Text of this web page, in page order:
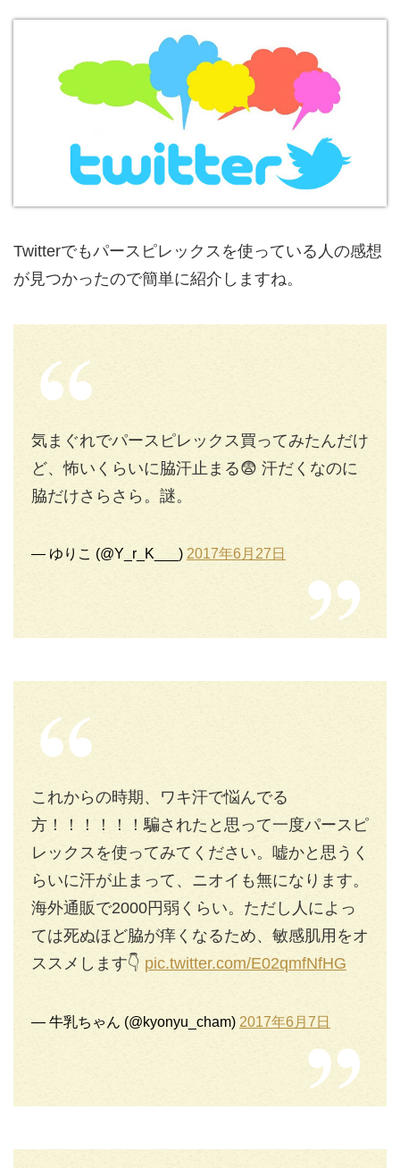
Twitterでもパースピレックスを使っている人の感想
が見つかったので簡単に紹介しますね。
気まぐれでパースピレックス買ってみたんだけ
ど、怖いくらいに脇汗止まる😨 汗だくなのに
脇だけさらさら。謎。
— ゆりこ (@Y_r_K___) 2017年6月27日
これからの時期、ワキ汗で悩んでる
方！！！！！！騙されたと思って一度パースピ
レックスを使ってみてください。嘘かと思うく
らいに汗が止まって、ニオイも無になります。
海外通販で2000円弱くらい。ただし人によっ
ては死ぬほど脇が痒くなるため、敏感肌用をオ
ススメします👇 pic.twitter.com/E02qmfNfHG
— 牛乳ちゃん (@kyonyu_cham) 2017年6月7日